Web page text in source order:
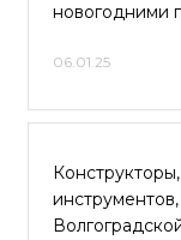
новогодними
06.01.25